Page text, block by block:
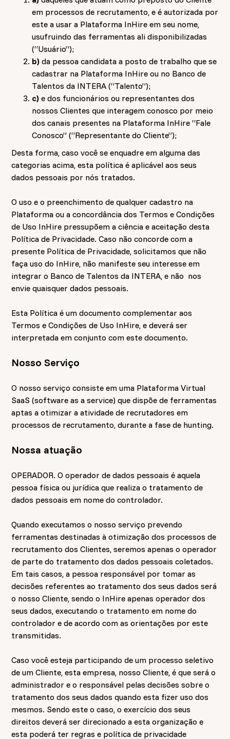
em processos de recrutamento, e é autorizada por
este a usar a Plataforma InHire em seu nome,
usufruindo das ferramentas ali disponibilizadas
(“Usuário”);
b)da pessoa candidata a posto de trabalho que se
cadastrar na Plataforma InHire ou no Banco de
Talentos da INTERA (“Talento”);
c)e dos funcionários ou representantes dos
nossos Clientes que interagem conosco por meio
dos canais presentes na Plataforma InHire “Fale
Conosco” (“Representante do Cliente”);
Desta forma, caso você se enquadre em alguma das
categorias acima, esta política é aplicável aos seus
dados pessoais por nós tratados.
O uso e o preenchimento de qualquer cadastro na
Plataforma ou a concordância dos Termos e Condições
de Uso InHire pressupõem a ciência e aceitação desta
Política de Privacidade. Caso não concorde com a
presente Política de Privacidade, solicitamos que não
faça uso do InHire, não manifeste seu interesse em
integrar o Banco de Talentos da INTERA, e não nos
envie quaisquer dados pessoais.
Esta Política é um documento complementar aos
Termos e Condições de Uso InHire, e deverá ser
interpretada em conjunto com este documento.
Nosso Serviço
O nosso serviço consiste em uma Plataforma Virtual
SaaS (software as a service) que dispõe de ferramentas
aptas a otimizar a atividade de recrutadores em
processos de recrutamento, durante a fase de hunting.
Nossa atuação
OPERADOR. O operador de dados pessoais é aquela
pessoa física ou jurídica que realiza o tratamento de
dados pessoais em nome do controlador.
Quando executamos o nosso serviço prevendo
ferramentas destinadas à otimização dos processos de
recrutamento dos Clientes, seremos apenas o operador
de parte do tratamento dos dados pessoais coletados.
Em tais casos, a pessoa responsável por tomar as
decisões referentes ao tratamento dos seus dados será
o nosso Cliente, sendo o InHire apenas operador dos
seus dados, executando o tratamento em nome do
controlador e de acordo com as orientações por este
transmitidas.
Caso você esteja participando de um processo seletivo
de um Cliente, esta empresa, nosso Cliente, é que será o
administrador e o responsável pelas decisões sobre o
tratamento dos seus dados quando esta fizer uso dos
mesmos. Sendo este o caso, o exercício dos seus
direitos deverá ser direcionado a esta organização e
esta poderá ter regras e política de privacidade